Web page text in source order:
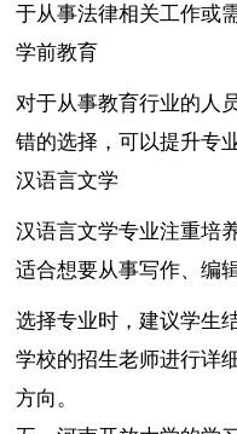
于从事法律相关工作或
学前教育
对于从事教育行业的人
错的选择，可以提升专
汉语言文学
汉语言文学专业注重培
适合想要从事写作、编
选择专业时，建议学生
学校的招生老师进行详
方向。